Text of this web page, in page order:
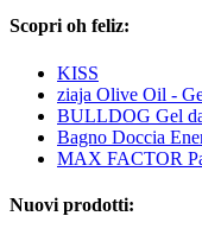
Scopri oh feliz:
KISS
ziaja Olive Oil -
BULLDOG Gel
Bagno Doccia
MAX FACTOR
Nuovi prodotti: